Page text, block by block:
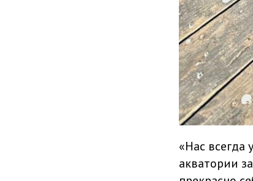
«Нас всегда
акватории